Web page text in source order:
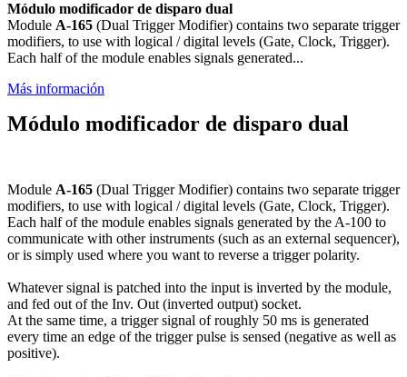
Módulo modificador de disparo dual
Module A-165 (Dual Trigger Modifier) contains two separate trigger
modifiers, to use with logical / digital levels (Gate, Clock, Trigger).
Each half of the module enables signals generated...
Más información
Módulo modificador de disparo dual
Module A-165 (Dual Trigger Modifier) contains two separate trigger
modifiers, to use with logical / digital levels (Gate, Clock, Trigger).
Each half of the module enables signals generated by the A-100 to
communicate with other instruments (such as an external sequencer),
or is simply used where you want to reverse a trigger polarity.
Whatever signal is patched into the input is inverted by the module,
and fed out of the Inv. Out (inverted output) socket.
At the same time, a trigger signal of roughly 50 ms is generated
every time an edge of the trigger pulse is sensed (negative as well as
positive).